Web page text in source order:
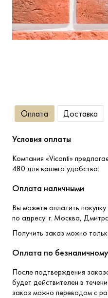
Оплата Доставка
Условия оплаты
Компания «Vicanti»
480 для вашего удобства:
Оплата наличными
Вы можете оплатить
по адресу: г. Москва,
Получить заказ можно
Оплата по
После подтверждения
будет действителен в
заказ можно переводом с